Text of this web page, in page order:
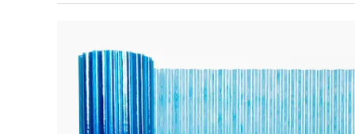
перейти
галереям
изображений